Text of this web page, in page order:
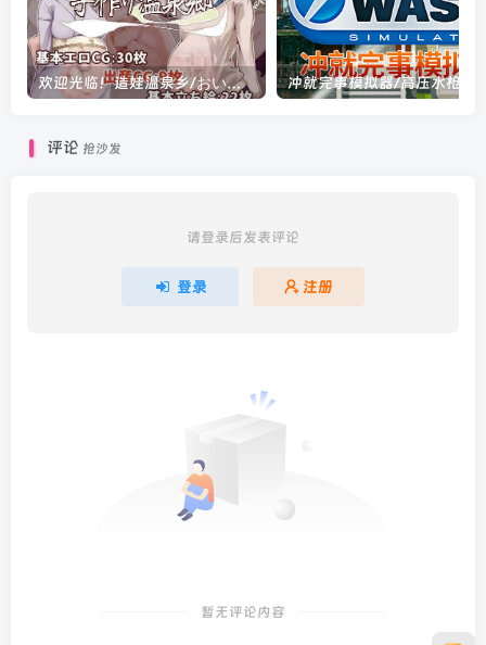
欢迎光临！造娃温泉乡/おいでませ！子作り温泉郷 V1.0.0|角色扮演|容量526MB|汉化版
评论 抢沙发
请登录后发表评论
登录 注册
暂无评论内容